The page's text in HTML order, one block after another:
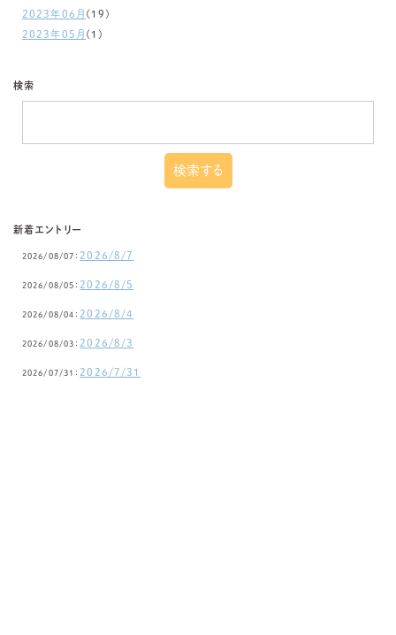
2023年06月 (19)
2023年05月 (1)
検索
新着エントリー
2026/08/07： 2026/8/7
2026/08/05： 2026/8/5
2026/08/04： 2026/8/4
2026/08/03： 2026/8/3
2026/07/31： 2026/7/31